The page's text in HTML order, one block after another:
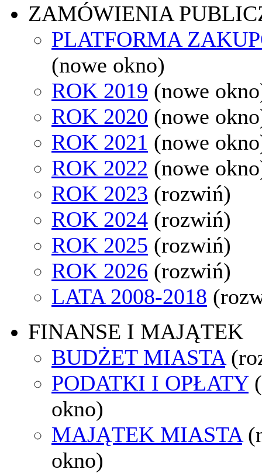
ZAMÓWIENIA
PLATFORMA
(nowe okno)
ROK 2019 (nowe
ROK 2020 (nowe
ROK 2021 (nowe
ROK 2022 (nowe
ROK 2023 (rozwiń)
ROK 2024 (rozwiń)
ROK 2025 (rozwiń)
ROK 2026 (rozwiń)
LATA 2008-2018
FINANSE I MAJĄTEK
BUDŻET MIASTA
PODATKI I OPŁATY
okno)
MAJĄTEK MIASTA
okno)